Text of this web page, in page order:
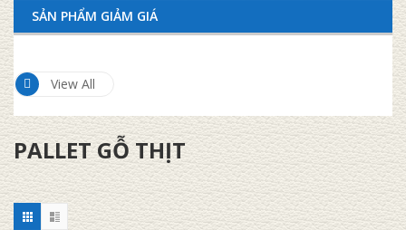
SẢN PHẨM GIẢM GIÁ
View All
PALLET GỖ THỊT